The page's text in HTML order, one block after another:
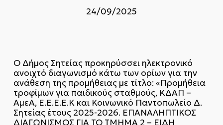
24/09/2025
Ο Δήμος Σητείας προκηρύσσει ηλεκτρονικό
ανοιχτό διαγωνισμό κάτω των ορίων για την
ανάθεση της προμήθειας με τίτλο: «Προμήθεια
τροφίμων για παιδικούς σταθμούς, ΚΔΑΠ –
ΑμεΑ, Ε.Ε.Ε.E.Κ και Κοινωνικό Παντοπωλείο Δ.
Σητείας έτους 2025-2026. ΕΠΑΝΑΛΗΠΤΙΚΟΣ
ΔΙΑΓΩΝΙΣΜΟΣ ΓΙΑ ΤΟ ΤΜΗΜΑ 2 – ΕΙΔΗ